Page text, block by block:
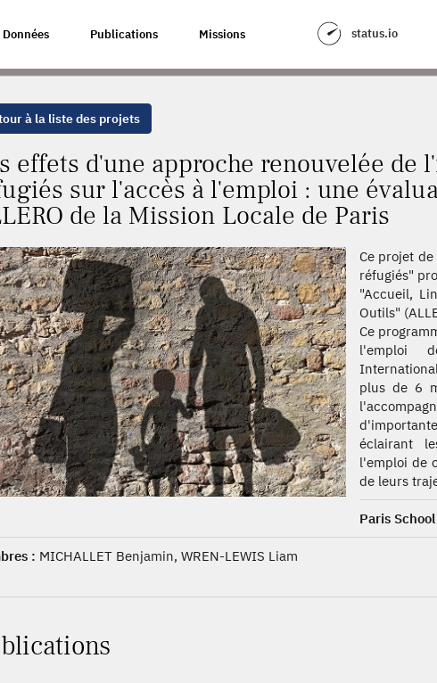
Données Publications Missions status.io
DE L'INTÉGRATION DES RÉFUGIÉS SUR L'ACCÈS À L'EMPLOI : UNE
à la liste des projets
effets d'une approche renouvelée de
sur l'accès à l'emploi : une
de la Mission Locale de Paris
Ce projet
réfugiés"
"Accueil,
Outils"
Ce
l'emploi
plus de 6
éclairant
l'emploi de
de leurs
Paris
: MICHALLET Benjamin, WREN-LEWIS Liam